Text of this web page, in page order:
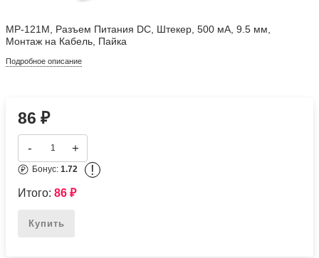
MP-121M, Разъем Питания DC, Штекер, 500 мА, 9.5 мм,
Монтаж на Кабель, Пайка
Подробное описание
86₽
- +
Бонус:1.72 !
Итого:86₽
Купить